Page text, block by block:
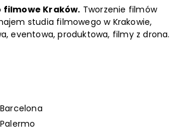
filmowe Kraków. Tworzenie filmów
studia filmowego w Krakowie,
eventowa, produktowa, filmy z drona.